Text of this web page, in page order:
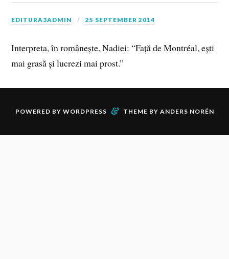
EDITURA3ADMIN 25 SEPTEMBER 2014
Interpreta, în românește, Nadiei: “Față de Montréal, ești
mai grasă și lucrezi mai prost.”
POWERED BY WORDPRESS & THEME BY ANDERS NORÉN